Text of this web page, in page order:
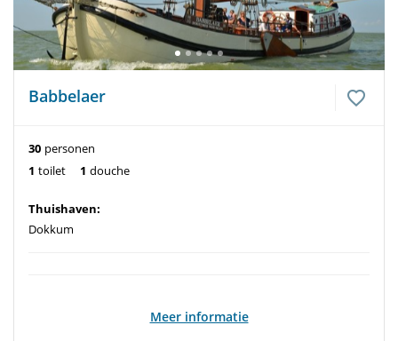
Babbelaer
30 personen
1 toilet 1 douche
Thuishaven:
Dokkum
Meer informatie